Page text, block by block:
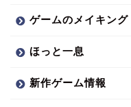
ゲームのメイキング
ほっと一息
新作ゲーム情報